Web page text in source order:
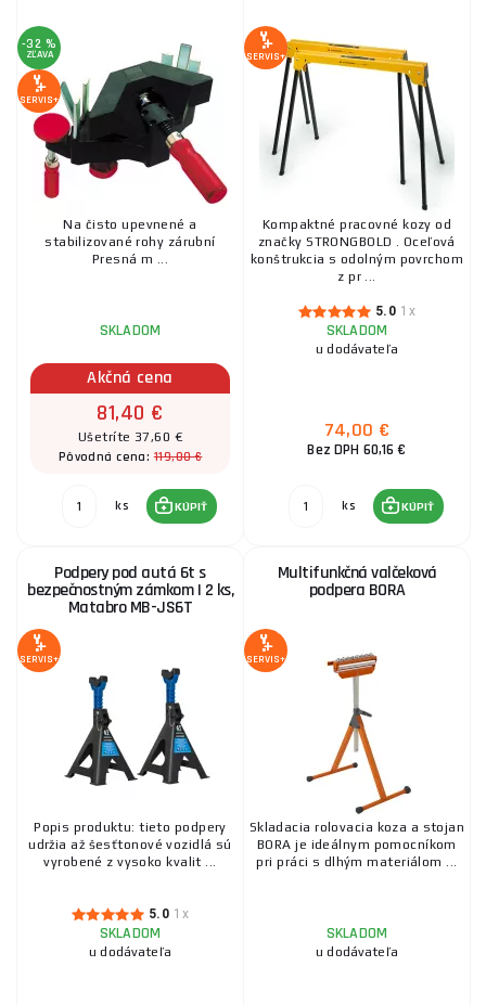
-32 %
ZĽAVA
SERVIS+
Na čisto upevnené a
stabilizované rohy zárubní
Presná m ...
SKLADOM
Akčná cena
81,40 €
Ušetríte 37,60 €
Pôvodná cena:119,00 €
ks KÚPIŤ
SERVIS+
Kompaktné pracovné kozy od
značky STRONGBOLD . Oceľová
konštrukcia s odolným povrchom
z pr ...
5.0 1x
SKLADOM
u dodávateľa
74,00 €
Bez DPH 60,16 €
ks KÚPIŤ
Podpery pod autá 6t s
bezpečnostným zámkom | 2 ks,
Matabro MB-JS6T
SERVIS+
Popis produktu: tieto podpery
udržia až šesťtonové vozidlá sú
vyrobené z vysoko kvalit ...
5.0 1x
SKLADOM
u dodávateľa
Multifunkčná valčeková
podpera BORA
SERVIS+
Skladacia rolovacia koza a stojan
BORA je ideálnym pomocníkom
pri práci s dlhým materiálom ...
SKLADOM
u dodávateľa